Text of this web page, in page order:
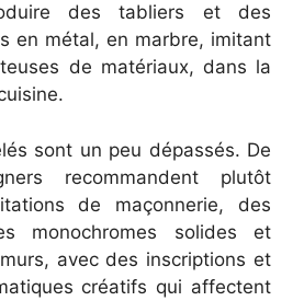
des tabliers et des
en métal, en marbre, imitant
de matériaux, dans la
sont un peu dépassés. De
recommandent plutôt
de maçonnerie, des
monochromes solides et
avec des inscriptions et
créatifs qui affectent